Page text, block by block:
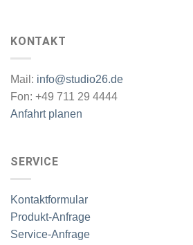
KONTAKT
Mail: info@studio26.de
Fon: +49 711 29 4444
Anfahrt planen
SERVICE
Kontaktformular
Produkt-Anfrage
Service-Anfrage